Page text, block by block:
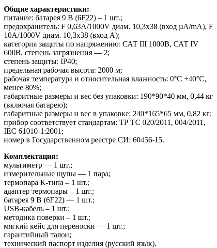
Общие характеристики:
питание: батарея 9 В (6F22) – 1 шт.;
предохранитель: F 0,63А/1000V диам. 10,3х38 (вход µА/mА), F
10А/1000V диам. 10,3х38 (вход А);
категория защиты по напряжению: САТ III 1000В, САТ IV
600В, степень загрязнения — 2;
степень защиты: IP40;
предельная рабочая высота: 2000 м;
рабочая температура и относительная влажность: 0°C +40°C,
менее 80%;
габаритные размеры и вес без упаковки: 190*90*40 мм, 0,44 кг
(включая батарею);
габаритные размеры и вес в упаковке: 240*165*65 мм, 0,82 кг;
прибор соответствует стандартам: ТР ТС 020/2011, 004/2011,
IEC 61010-1:2001;
номер в Государственном реестре СИ: 60456-15.
Комплектация:
мультиметр — 1 шт.;
измерительные щупы — 1 пара;
термопара К-типа – 1 шт.;
адаптер термопары – 1 шт.;
батарея 9 В (6F22) — 1 шт.;
USB-кабель – 1 шт.;
методика поверки – 1 шт.;
мягкий кейс для переноски — 1 шт.;
гарантийный талон;
технический паспорт изделия (русский язык).